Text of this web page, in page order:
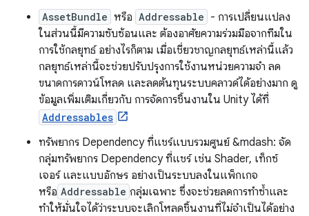
AssetBundle หรือ Addressable - การเปลี่ยนแปลง
ในส่วนนี้มีความซับซ้อนและ ต้องอาศัยความร่วมมือจากทีมใน
การใช้กลยุทธ์ อย่างไรก็ตาม เมื่อเชี่ยวชาญกลยุทธ์เหล่านี้แล้ว
กลยุทธ์เหล่านี้จะช่วยปรับปรุงการใช้งานหน่วยความจำ ลด
ขนาดการดาวน์โหลด และลดต้นทุนระบบคลาวด์ได้อย่างมาก ดู
ข้อมูลเพิ่มเติมเกี่ยวกับ การจัดการชิ้นงานใน Unity ได้ที่
Addressables
ทรัพยากร Dependency ที่แชร์แบบรวมศูนย์ &mdash: จัด
กลุ่มทรัพยากร Dependency ที่แชร์ เช่น Shader, เท็กซ์
เจอร์ และแบบอักษร อย่างเป็นระบบลงในแพ็กเกจ
หรือ Addressable กลุ่มเฉพาะ ซึ่งจะช่วยลดการทำซ้ำและ
ทำให้มั่นใจได้ว่าระบบจะเลิกโหลดชิ้นงานที่ไม่จำเป็นได้อย่าง